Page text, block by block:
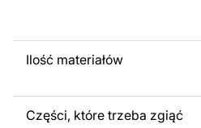
Ilość materiałów
Części, które trzeba zgiąć